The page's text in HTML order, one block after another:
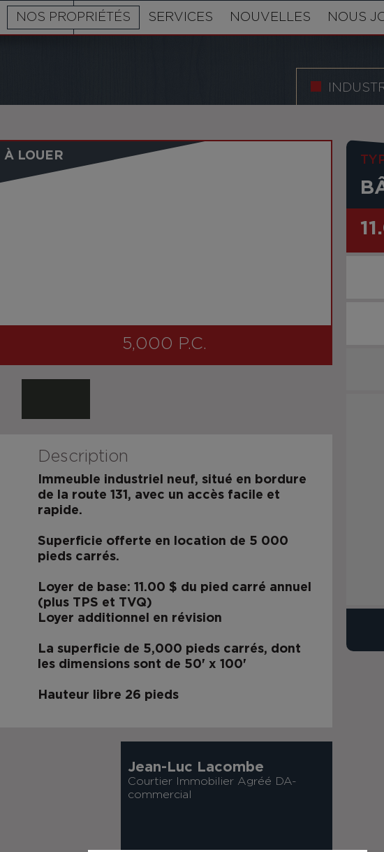
NOS PROPRIÉTÉS SERVICES NOUVELLES NOUS
À LOUER
5,000 P.C.
Description
Immeuble industriel neuf, situé en bordure
de la route 131, avec un accès facile et
rapide.
Superficie offerte en location de 5 000
pieds carrés.
Loyer de base: 11.00 $ du pied carré annuel
(plus TPS et TVQ)
Loyer additionnel en révision
La superficie de 5,000 pieds carrés, dont
les dimensions sont de 50' x 100'
Hauteur libre 26 pieds
Jean-Luc Lacombe
Courtier Immobilier Agréé DA-
commercial